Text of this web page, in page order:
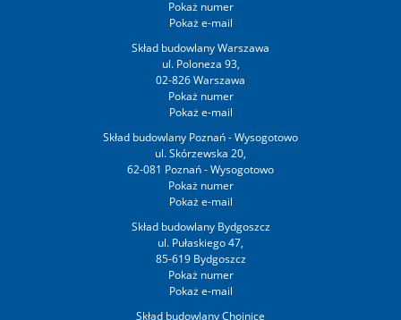
Skład budowlany Warszawa
ul. Poloneza 93,
02-826 Warszawa
Skład budowlany Poznań - Wysogotowo
ul. Skórzewska 20,
62-081 Poznań - Wysogotowo
Skład budowlany Bydgoszcz
ul. Pułaskiego 47,
85-619 Bydgoszcz
Skład budowlany Chojnice